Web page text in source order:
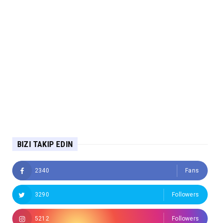
BIZI TAKIP EDIN
2340 Fans
3290 Followers
5212 Followers